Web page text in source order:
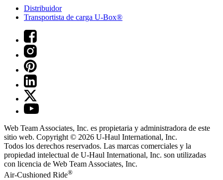
Distribuidor
Transportista de carga U-Box®
Web Team Associates, Inc. es propietaria y administradora de este
sitio web. Copyright © 2026 U-Haul International, Inc.
Todos los derechos reservados. Las marcas comerciales y la
propiedad intelectual de U-Haul International, Inc. son utilizadas
con licencia de Web Team Associates, Inc.
Air-Cushioned Ride®